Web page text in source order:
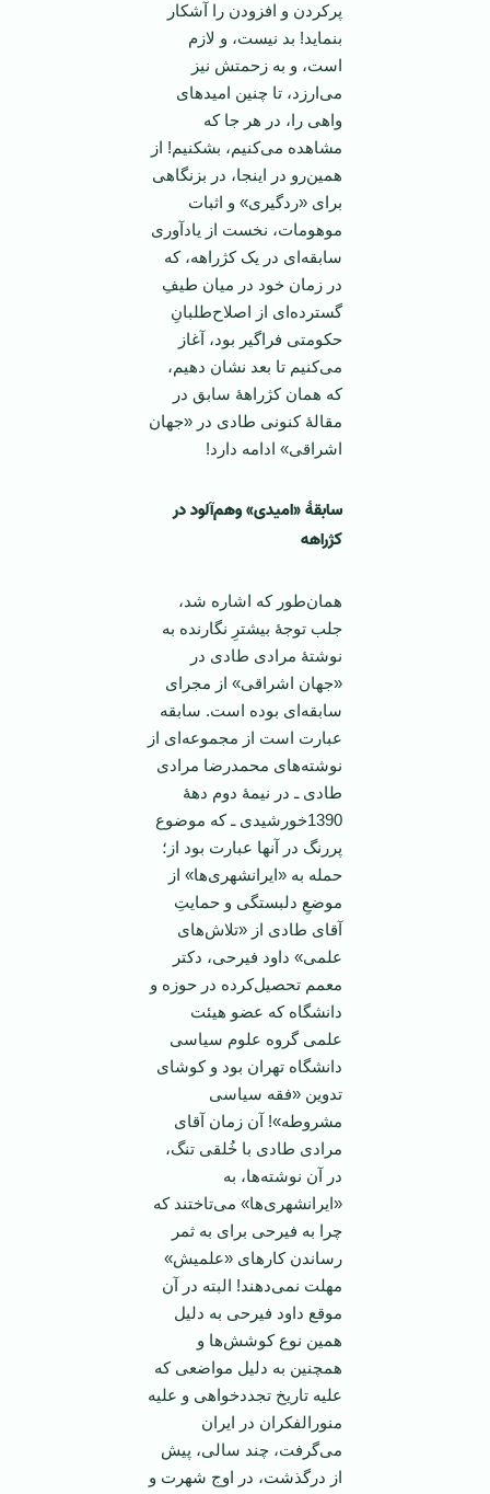
پرکردن و افزودن را آشکار
بنماید! بد نیست، و لازم
است، و به زحمتش نیز
می‌ارزد، تا چنین امیدهای
واهی را، در هر جا که
مشاهده می‌کنیم، بشکنیم! از
همین‌رو در اینجا، در بزنگاهی
برای «ردگیری» و اثبات
موهومات، نخست از یادآوری
سابقه‌ای در یک کژراهه، که
در زمان خود در میان طیفِ
گسترده‌ای از اصلاح‌طلبانِ
حکومتی فراگیر بود، ‌آغاز
می‌کنیم تا بعد نشان دهیم،
که همان کژراهۀ سابق در
مقالۀ کنونی طادی در «جهان
اشراقی» ادامه دارد!
سابقۀ «امیدی» وهم‌آلود در
کژراهه
همان‌طور که اشاره شد،
جلب توجۀ بیشترِ نگارنده به
نوشتۀ مرادی طادی در
«جهان اشراقی» از مجرای
سابقه‌ای بوده است. سابقه
عبارت است از مجموعه‌ای از
نوشته‌های محمدرضا مرادی
طادی ـ در نیمۀ دوم دهۀ
1390خورشیدی ـ که موضوع
پررنگ در آنها عبارت بود از؛
حمله به «ایرانشهری‌ها» از
موضعِ دلبستگی و حمایتِ
آقای طادی از «تلاش‌های
علمی» داود فیرحی، دکتر
معمم تحصیل‌کرده در حوزه و
دانشگاه که عضو هیئت
علمی گروه علوم سیاسی
دانشگاه تهران بود و کوشای
تدوین «فقه سیاسی
مشروطه»! آن زمان آقای
مرادی طادی با خُلقی تنگ،
در آن نوشته‌ها، به
«ایرانشهری‌ها» می‌تاختند که
چرا به فیرحی برای به ثمر
رساندن کارهای «علمیش»‌
مهلت نمی‌دهند! البته در آن
موقع داود فیرحی به دلیل
همین نوع کوشش‌ها و
همچنین به دلیل مواضعی که
علیه تاریخ تجددخواهی و علیه
منورالفکران در ایران
می‌گرفت، چند سالی، پیش
از درگذشت، در اوج شهرت و